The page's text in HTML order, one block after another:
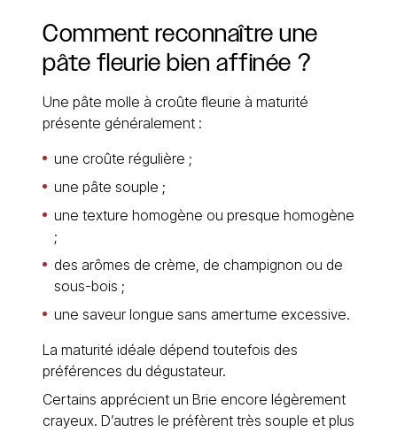
Comment reconnaître une
pâte fleurie bien affinée ?
Une pâte molle à croûte fleurie à maturité
présente généralement :
une croûte régulière ;
une pâte souple ;
une texture homogène ou presque homogène
;
des arômes de crème, de champignon ou de
sous-bois ;
une saveur longue sans amertume excessive.
La maturité idéale dépend toutefois des
préférences du dégustateur.
Certains apprécient un Brie encore légèrement
crayeux. D’autres le préfèrent très souple et plus